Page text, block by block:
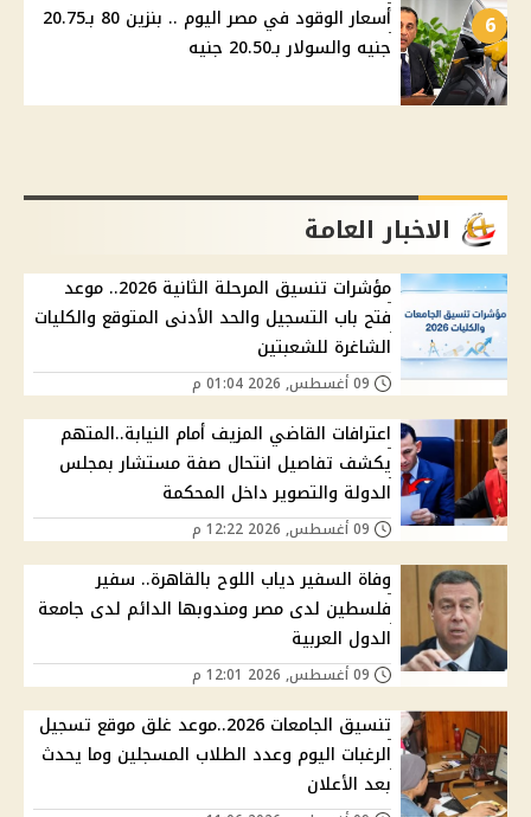
6
أسعار الوقود في مصر اليوم .. بنزين 80 بـ20.75
جنيه والسولار بـ20.50 جنيه
الاخبار العامة
مؤشرات تنسيق المرحلة الثانية 2026.. موعد
فتح باب التسجيل والحد الأدنى المتوقع والكليات
الشاغرة للشعبتين
اعترافات القاضي المزيف أمام النيابة..المتهم
يكشف تفاصيل انتحال صفة مستشار بمجلس
الدولة والتصوير داخل المحكمة
وفاة السفير دياب اللوح بالقاهرة.. سفير
فلسطين لدى مصر ومندوبها الدائم لدى جامعة
الدول العربية
تنسيق الجامعات 2026..موعد غلق موقع تسجيل
الرغبات اليوم وعدد الطلاب المسجلين وما يحدث
بعد الأعلان